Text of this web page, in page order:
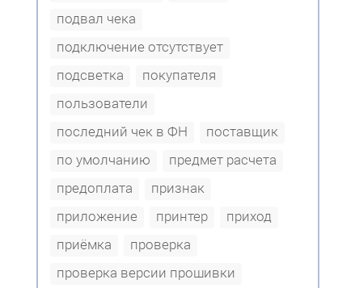
подвал чека
подключение отсутствует
подсветка
покупателя
пользователи
последний чек в ФН
поставщик
по умолчанию
предмет расчета
предоплата
признак
приложение
принтер
приход
приёмка
проверка
проверка версии прошивки